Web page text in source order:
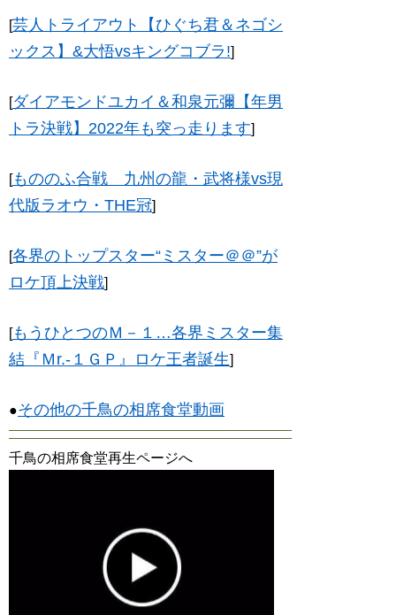
[芸人トライアウト【ひぐち君＆ネゴシ
ックス】&大悟vsキングコブラ!]
[ダイアモンドユカイ＆和泉元彌【年男
トラ決戦】2022年も突っ走ります]
[もののふ合戦 九州の龍・武将様vs現
代版ラオウ・THE冠]
[各界のトップスター“ミスター＠＠”が
ロケ頂上決戦]
[もうひとつのＭ－１…各界ミスター集
結『Ｍr.-１ＧＰ』ロケ王者誕生]
●その他の千鳥の相席食堂動画
千鳥の相席食堂再生ページへ